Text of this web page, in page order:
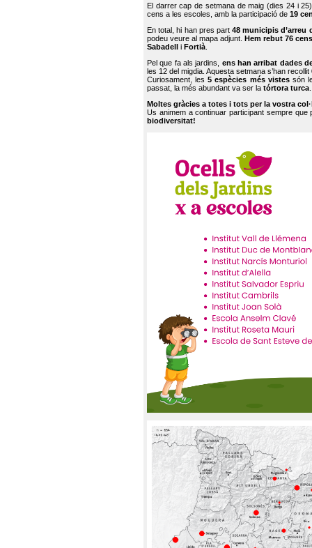
El darrer cap de setmana de maig (dies 24 i
cens a les escoles, amb la participació de 19
En total, hi han pres part48 municipis d’arreu
podeu veure al mapa adjunt. Hem rebut 76
Sabadell i Fortià
Pel que fa als jardins, ens han arribat dades
les 12 del migdia. Aquesta setmana s’han recollit
Curiosament, les5 espècies més vistessón
passat, la més abundant va ser la tórtora turca
Moltes gràcies a totes i tots per la vostra
Us animem a continuar participant sempre que
biodiversitat!